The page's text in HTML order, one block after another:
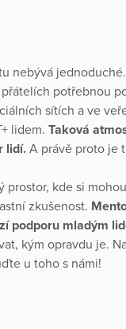
nebývá
potřebnou
sítích a ve
lidem. Taková
lidí. A právě proto je
kde si
zkušenost.
podporu mladým
kým opravdu je.
u toho s námi!